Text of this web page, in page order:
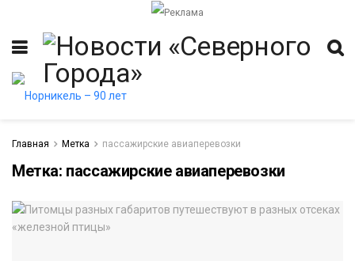
Главная Метка пассажирские авиаперевозки
Метка: пассажирские авиаперевозки